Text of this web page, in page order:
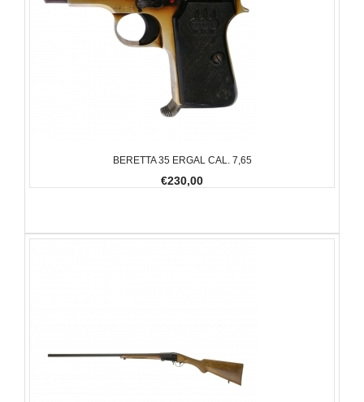
BERETTA 35 ERGAL CAL. 7,65
€230,00